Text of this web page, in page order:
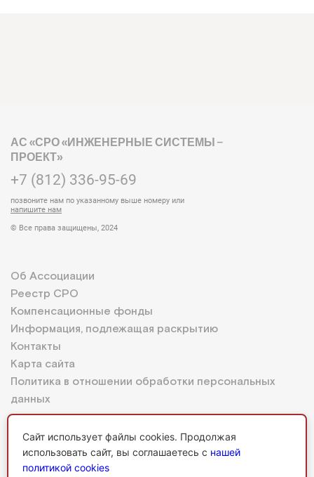
АС «СРО «ИНЖЕНЕРНЫЕ СИСТЕМЫ –
ПРОЕКТ»
+7 (812) 336-95-69
позвоните нам по указанному выше номеру или
напишите нам
© Все права защищены, 2024
Об Ассоциации
Реестр СРО
Компенсационные фонды
Информация, подлежащая раскрытию
Контакты
Карта сайта
Политика в отношении обработки персональных
данных
Личный кабинет
Сайт использует файлы cookies. Продолжая
использовать сайт, вы соглашаетесь с нашей
политикой cookies